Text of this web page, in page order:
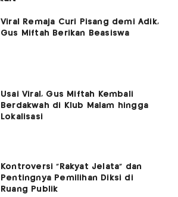
Viral Remaja Curi Pisang demi Adik,
Gus Miftah Berikan Beasiswa
Usai Viral, Gus Miftah Kembali
Berdakwah di Klub Malam hingga
Lokalisasi
Kontroversi "Rakyat Jelata" dan
Pentingnya Pemilihan Diksi di
Ruang Publik